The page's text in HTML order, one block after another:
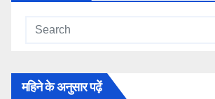
महिने के अनुसार पढ़ें